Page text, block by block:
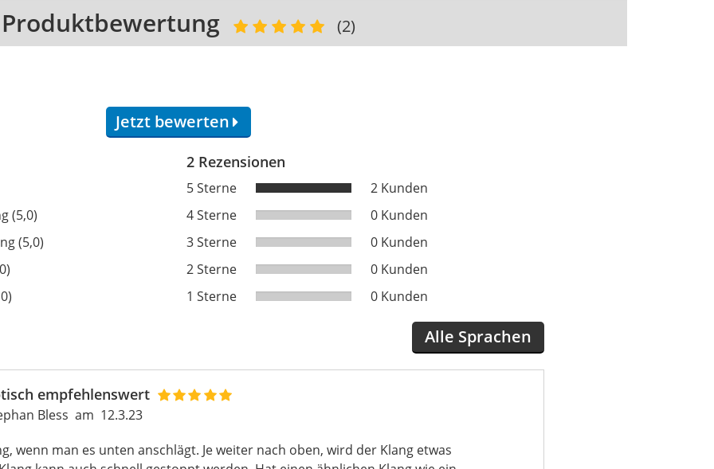
Produktbewertung (2)
Jetzt bewerten
(5,0)
(5,0)
2 Rezensionen
5 Sterne
2 Kunden
4 Sterne
0 Kunden
3 Sterne
0 Kunden
2 Sterne
0 Kunden
1 Sterne
0 Kunden
Alle Sprachen
empfehlenswert
Bless am 12.3.23
wenn man es unten anschlägt. Je weiter nach oben, wird der Klang etwas